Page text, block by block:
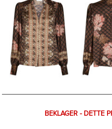
BEKLAGER - DETTE